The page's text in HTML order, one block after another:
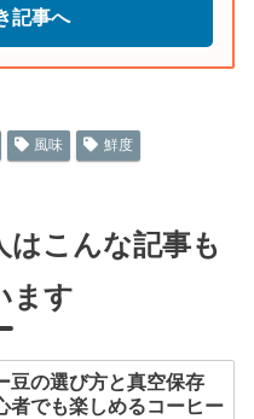
記事へ
風味 鮮度
はこんな記事も
ます
豆の選び方と真空保存
者でも楽しめるコーヒー